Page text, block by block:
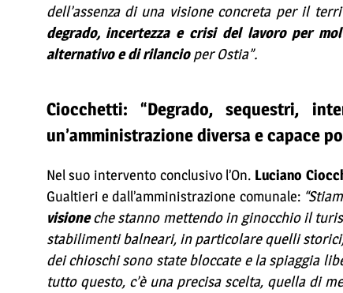
dell’assenza di una visione concreta per il
degrado, incertezza e crisi del lavoro per
alternativo e di rilancioper Ostia”.
Ciocchetti: “Degrado, sequestri,
un’amministrazione diversa e capace
Nel suo intervento conclusivo l’On. Luciano
Gualtieri e dall’amministrazione comunale:
visioneche stanno mettendo in ginocchio il
stabilimenti balneari, in particolare quelli
dei chioschi sono state bloccate e la spiaggia
tutto questo, c’è una precisa scelta, quella di